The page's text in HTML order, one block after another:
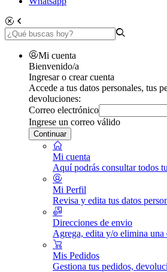
Mi cuenta
Bienvenido/a
Ingresar o crear cuenta
Accede a tus datos personales, tus
devoluciones:
Correo electrónico
Ingrese un correo válido
Continuar
Mi cuenta
Aquí podrás consultar todos
Mi Perfil
Revisa y edita tus datos
Direcciones de envio
Agrega, edita y/o elimina una
Mis Pedidos
Gestiona tus pedidos,